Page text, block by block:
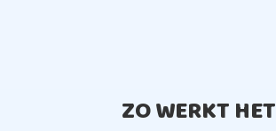
ZO WERKT HET